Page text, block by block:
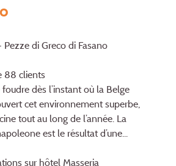
Pezze di Greco di Fasano
88 clients
dès l’instant où la Belge
cet envi­ron­nement superbe,
tout au long de l’année. La
est le résultat d’une...
sur hôtel Masseria